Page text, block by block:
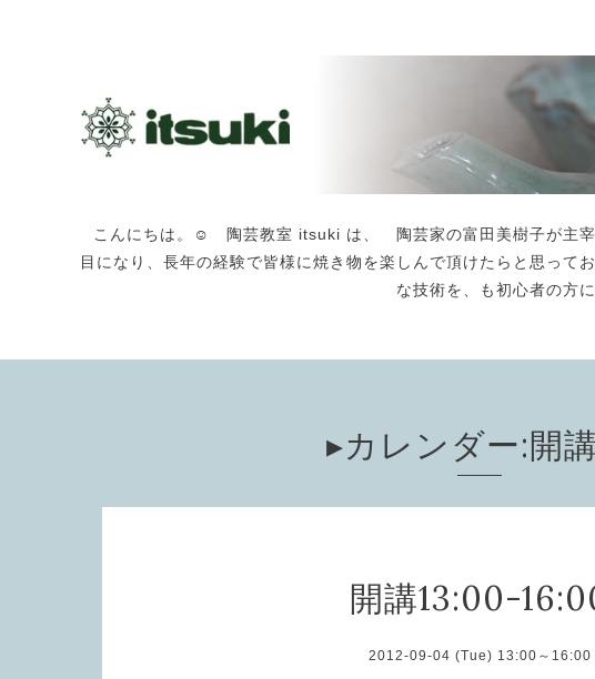
こんにちは。☺️ 陶芸教室 itsuki は、 陶芸家の富田美樹子が主
目になり、長年の経験で皆様に焼き物を楽しんで頂けたらと思っ
な技術を、も初心者の
▸カレンダー:開
開講13:00-
2012-09-04 (Tue) 13:00～16:00